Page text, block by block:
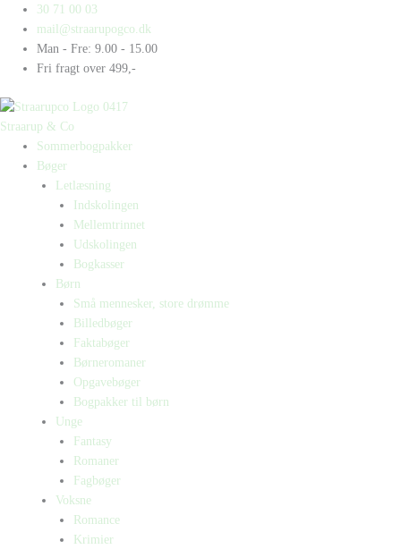
indholdet
30 71 00 03
mail@straarupogco.dk
Man - Fre: 9.00 - 15.00
Fri fragt over 499,-
Straarup & Co
Sommerbogpakker
Bøger
Letlæsning
Indskolingen
Mellemtrinnet
Udskolingen
Bogkasser
Børn
Små mennesker, store drømme
Billedbøger
Faktabøger
Børneromaner
Opgavebøger
Bogpakker til børn
Unge
Fantasy
Romaner
Fagbøger
Voksne
Romance
Krimier
Products
search
Products
search